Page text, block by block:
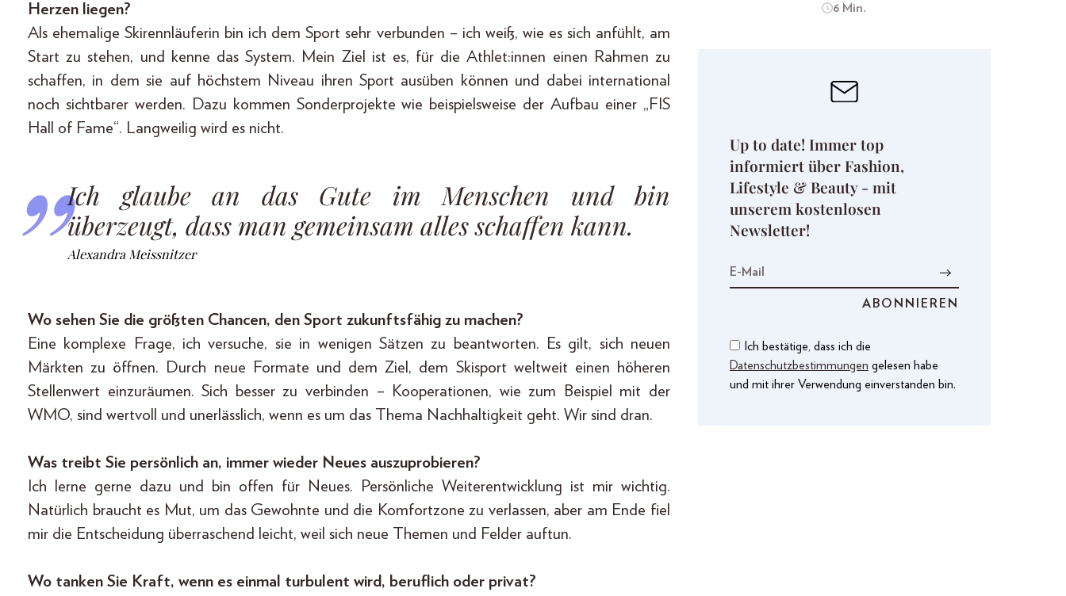
Herzen liegen?
Als ehemalige Skirennläuferin bin ich dem Sport sehr verbunden – ich weiß, wie es sich anfühlt, am
Start zu stehen, und kenne das System. Mein Ziel ist es, für die Athlet:innen einen Rahmen zu
schaffen, in dem sie auf höchstem Niveau ihren Sport ausüben können und dabei international
noch sichtbarer werden. Dazu kommen Sonderprojekte wie beispielsweise der Aufbau einer „FIS
Hall of Fame“. Langweilig wird es nicht.
Ich glaube an das Gute im Menschen und bin
überzeugt, dass man gemeinsam alles schaffen kann.
Alexandra Meissnitzer
Wo sehen Sie die größten Chancen, den Sport zukunftsfähig zu machen?
Eine komplexe Frage, ich versuche, sie in wenigen Sätzen zu beantworten. Es gilt, sich neuen
Märkten zu öffnen. Durch neue Formate und dem Ziel, dem Skisport weltweit einen höheren
Stellenwert einzuräumen. Sich besser zu verbinden – Kooperationen, wie zum Beispiel mit der
WMO, sind wertvoll und unerlässlich, wenn es um das Thema Nachhaltigkeit geht. Wir sind dran.
Was treibt Sie persönlich an, immer wieder Neues auszuprobieren?
Ich lerne gerne dazu und bin offen für Neues. Persönliche Weiterentwicklung ist mir wichtig.
Natürlich braucht es Mut, um das Gewohnte und die Komfortzone zu verlassen, aber am Ende fiel
mir die Entscheidung überraschend leicht, weil sich neue Themen und Felder auftun.
Wo tanken Sie Kraft, wenn es einmal turbulent wird, beruflich oder privat?
6 Min.
Up to date! Immer top
informiert über Fashion,
Lifestyle & Beauty - mit
unserem kostenlosen
Newsletter!
Ich bestätige, dass ich die
Datenschutzbestimmungen gelesen habe
und mit ihrer Verwendung einverstanden bin.